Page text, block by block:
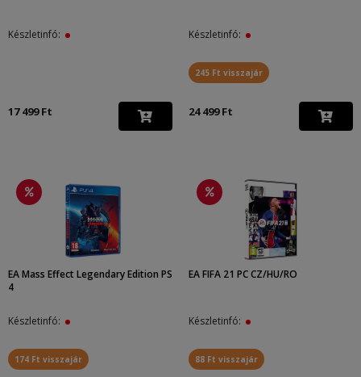
Készletinfó:
17 499 Ft
Készletinfó:
245 Ft visszajár
24 499 Ft
EA Mass Effect Legendary Edition PS
4
Készletinfó:
174 Ft visszajár
EA FIFA 21 PC CZ/HU/RO
Készletinfó:
88 Ft visszajár